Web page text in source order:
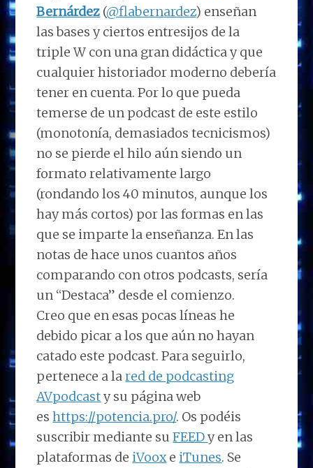
Bernárdez (@flabernardez) enseñan
las bases y ciertos entresijos de la
triple W con una gran didáctica y que
cualquier historiador moderno debería
tener en cuenta. Por lo que pueda
temerse de un podcast de este estilo
(monotonía, demasiados tecnicismos)
no se pierde el hilo aún siendo un
formato relativamente largo
(rondando los 40 minutos, aunque los
hay más cortos) por las formas en las
que se imparte la enseñanza. En las
notas de hace unos cuantos años
comparando con otros podcasts, sería
un “Destaca” desde el comienzo.
Creo que en esas pocas líneas he
debido picar a los que aún no hayan
catado este podcast. Para seguirlo,
pertenece a lared de podcasting
AVpodcasty su página web
eshttps://potencia.pro/. Os podéis
suscribir mediante suFEEDy en las
plataformas de iVoox e iTunes. Se